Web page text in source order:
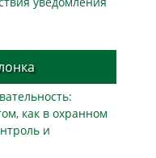
как в охранном
и